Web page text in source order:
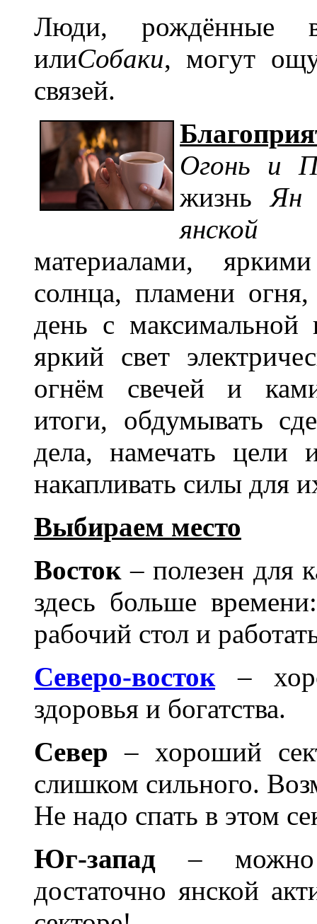
Люди,
илиСобаки, могут
связей.
Огонь и
жизньЯн
янской
материалами,
солнца, пламени огня,
день с максимальной
яркий свет
огнём свечей и
итоги, обдумывать
дела, намечать цели
накапливать силы для
Выбираем место
Восток– полезен для
здесь больше
рабочий стол и
Северо-восток–
здоровья и богатства.
Север– хороший
слишком сильного.
Не надо спать в этом
Юг-запад – можно
достаточно янской